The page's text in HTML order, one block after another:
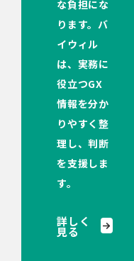
な負担にな
ります。バ
イウィル
は、実務に
役立つGX
情報を分か
りやすく整
理し、判断
を支援しま
す。
詳しく
見る